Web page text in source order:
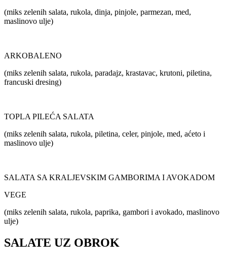
(miks zelenih salata, rukola, dinja, pinjole, parmezan, med,
maslinovo ulje)
ARKOBALENO
(miks zelenih salata, rukola, paradajz, krastavac, krutoni, piletina,
francuski dresing)
TOPLA PILEĆA SALATA
(miks zelenih salata, rukola, piletina, celer, pinjole, med, aćeto i
maslinovo ulje)
SALATA SA KRALJEVSKIM GAMBORIMA I AVOKADOM
VEGE
(miks zelenih salata, rukola, paprika, gambori i avokado, maslinovo
ulje)
SALATE UZ OBROK